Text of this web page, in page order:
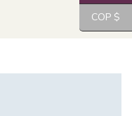
COP $